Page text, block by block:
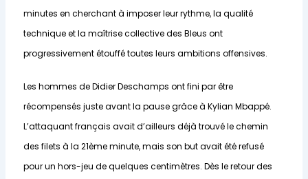
minutes en cherchant à imposer leur rythme, la qualité
technique et la maîtrise collective des Bleus ont
progressivement étouffé toutes leurs ambitions offensives.
Les hommes de Didier Deschamps ont fini par être
récompensés juste avant la pause grâce à Kylian Mbappé.
L’attaquant français avait d’ailleurs déjà trouvé le chemin
des filets à la 21ème minute, mais son but avait été refusé
pour un hors-jeu de quelques centimètres. Dès le retour des